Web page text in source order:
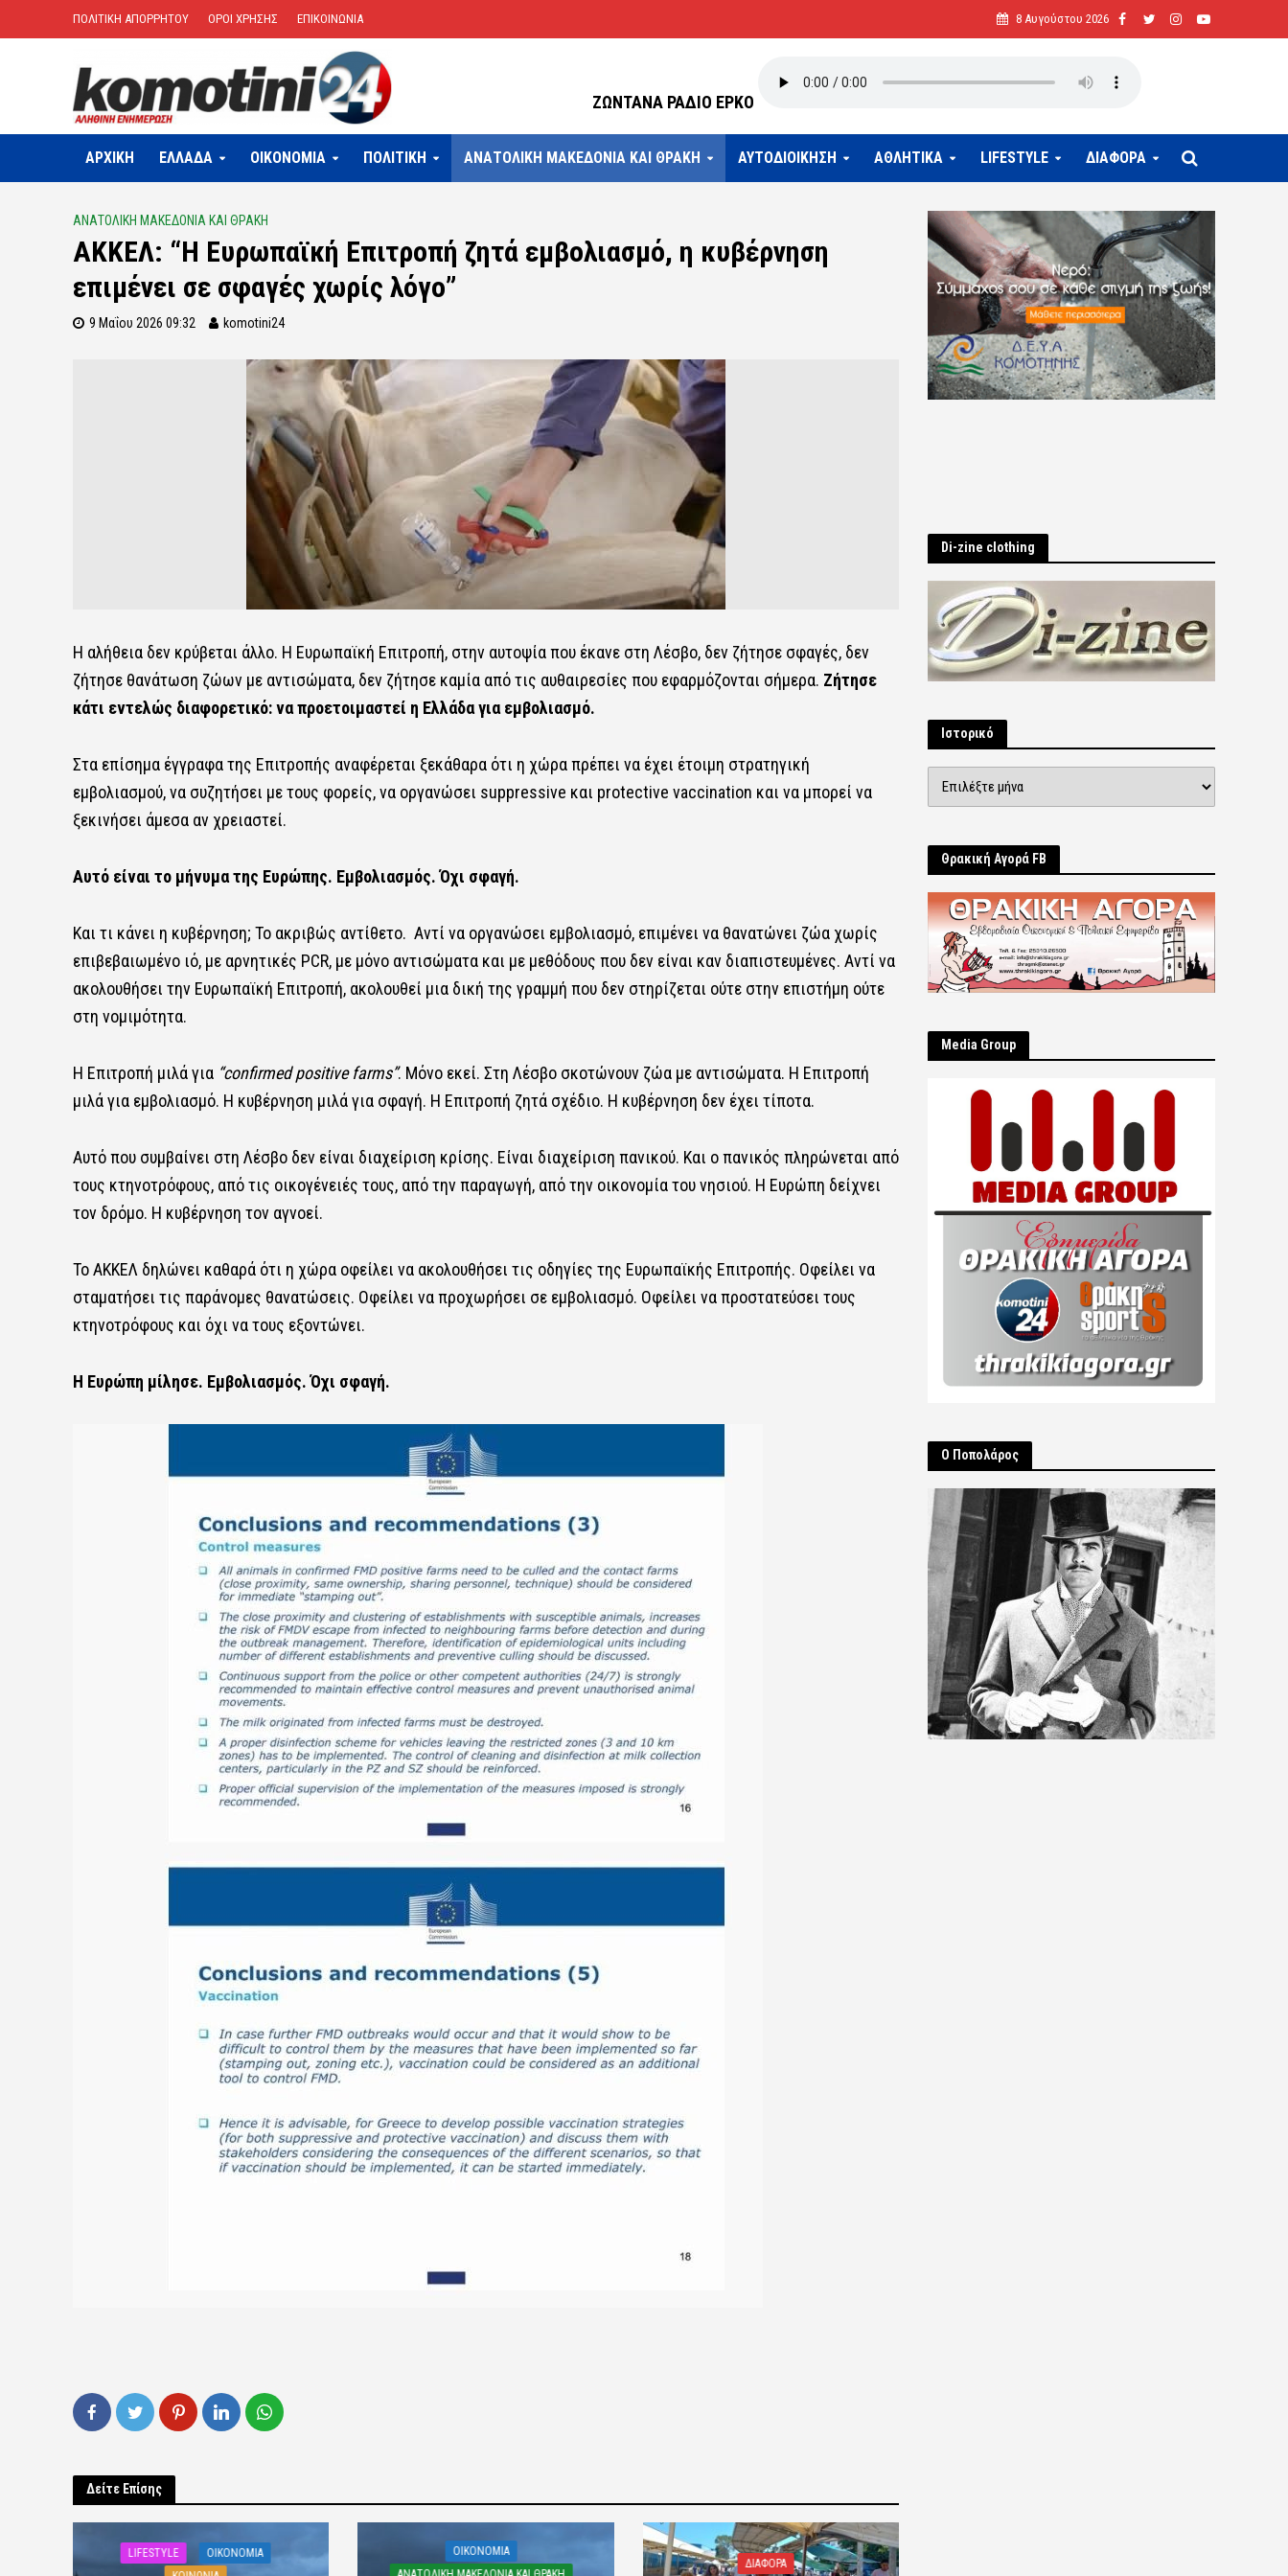
ΠΟΛΙΤΙΚΗ ΑΠΟΡΡΗΤΟΥ ΟΡΟΙ ΧΡΗΣΗΣ ΕΠΙΚΟΙΝΩΝΙΑ 8 Αυγούστου 2026
ΖΩΝΤΑΝΑ ΡΑΔΙΟ ΕΡΚΟ
ΑΡΧΙΚΗ ΕΛΛΑΔΑ OIKONOMIA ΠΟΛΙΤΙΚΗ ΑΝΑΤΟΛΙΚΗ ΜΑΚΕΔΟΝΙΑ ΚΑΙ ΘΡΑΚΗ ΑΥΤΟΔΙΟΙΚΗΣΗ ΑΘΛΗΤΙΚΑ LIFESTYLE ΔΙΑΦΟΡΑ
ΑΝΑΤΟΛΙΚΗ ΜΑΚΕΔΟΝΙΑ ΚΑΙ ΘΡΑΚΗ
ΑΚΚΕΛ: “Η Ευρωπαϊκή Επιτροπή ζητά εμβολιασμό, η κυβέρνηση
επιμένει σε σφαγές χωρίς λόγο”
9 Μαΐου 2026 09:32 komotini24
Η αλήθεια δεν κρύβεται άλλο. Η Ευρωπαϊκή Επιτροπή, στην αυτοψία που έκανε στη Λέσβο, δεν ζήτησε σφαγές, δεν
ζήτησε θανάτωση ζώων με αντισώματα, δεν ζήτησε καμία από τις αυθαιρεσίες που εφαρμόζονται σήμερα. Ζήτησε
κάτι εντελώς διαφορετικό: να προετοιμαστεί η Ελλάδα για εμβολιασμό.
Στα επίσημα έγγραφα της Επιτροπής αναφέρεται ξεκάθαρα ότι η χώρα πρέπει να έχει έτοιμη στρατηγική
εμβολιασμού, να συζητήσει με τους φορείς, να οργανώσει suppressive και protective vaccination και να μπορεί να
ξεκινήσει άμεσα αν χρειαστεί.
Αυτό είναι το μήνυμα της Ευρώπης. Εμβολιασμός. Όχι σφαγή.
Και τι κάνει η κυβέρνηση; Το ακριβώς αντίθετο. Αντί να οργανώσει εμβολιασμό, επιμένει να θανατώνει ζώα χωρίς
επιβεβαιωμένο ιό, με αρνητικές PCR, με μόνο αντισώματα και με μεθόδους που δεν είναι καν διαπιστευμένες. Αντί να
ακολουθήσει την Ευρωπαϊκή Επιτροπή, ακολουθεί μια δική της γραμμή που δεν στηρίζεται ούτε στην επιστήμη ούτε
στη νομιμότητα.
Η Επιτροπή μιλά για “confirmed positive farms”. Μόνο εκεί. Στη Λέσβο σκοτώνουν ζώα με αντισώματα. Η Επιτροπή
μιλά για εμβολιασμό. Η κυβέρνηση μιλά για σφαγή. Η Επιτροπή ζητά σχέδιο. Η κυβέρνηση δεν έχει τίποτα.
Αυτό που συμβαίνει στη Λέσβο δεν είναι διαχείριση κρίσης. Είναι διαχείριση πανικού. Και ο πανικός πληρώνεται από
τους κτηνοτρόφους, από τις οικογένειές τους, από την παραγωγή, από την οικονομία του νησιού. Η Ευρώπη δείχνει
τον δρόμο. Η κυβέρνηση τον αγνοεί.
Το ΑΚΚΕΛ δηλώνει καθαρά ότι η χώρα οφείλει να ακολουθήσει τις οδηγίες της Ευρωπαϊκής Επιτροπής. Οφείλει να
σταματήσει τις παράνομες θανατώσεις. Οφείλει να προχωρήσει σε εμβολιασμό. Οφείλει να προστατεύσει τους
κτηνοτρόφους και όχι να τους εξοντώνει.
Η Ευρώπη μίλησε. Εμβολιασμός.Όχι σφαγή.
Δείτε Επίσης
LIFESTYLE
OIKONOMIA
OIKONOMIA
ΔΙΑΦΟΡΑ
Di-zine clothing
Ιστορικό
Θρακική Αγορά FB
Μedia Group
Ο Ποπολάρος